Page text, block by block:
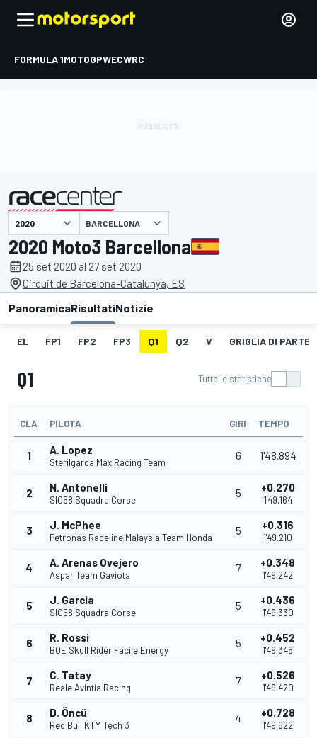
FORMULA 1MOTOGPWECWRC
presentato da BARCELLONA
2020 Moto3 Barcellona
25 set 2020 al 27 set 2020
Circuit de Barcelona-Catalunya, ES
PanoramicaRisultatiNotizie
EL FP1 FP2 FP3 Q1 Q2 V GRIGLIA DI
Q1 Tutte le statistiche
CLA PILOTA GIRI TEMPO
1 A. Lopez
Sterilgarda Max Racing Team
6 1'48.894
2 N. Antonelli
SIC58 Squadra Corse
5 +0.270
1'49.164
3 J. McPhee
Petronas Raceline Malaysia Team Honda
5 +0.316
1'49.210
4 A. Arenas Ovejero
Aspar Team Gaviota
7 +0.348
1'49.242
5 J. Garcia
SIC58 Squadra Corse
5 +0.436
1'49.330
6 R. Rossi
BOE Skull Rider Facile Energy
5 +0.452
1'49.346
7 C. Tatay
Reale Avintia Racing
7 +0.526
1'49.420
8 D. Öncü
Red Bull KTM Tech 3
4 +0.728
1'49.622